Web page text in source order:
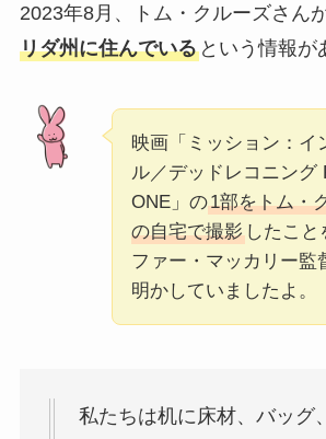
2023年8月、トム・クルーズさん
リダ州に住んでいるという情報が
映画「ミッション：イ
ル／デッドレコニング
ONE」の1部をトム・
の自宅で撮影したこと
ファー・マッカリー監
明かしていましたよ。
私たちは机に床材、バッグ